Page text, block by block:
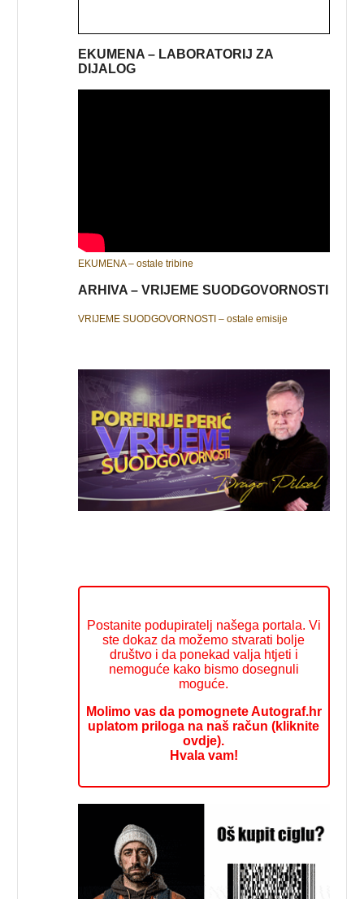
EKUMENA – LABORATORIJ ZA
DIJALOG
EKUMENA – ostale tribine
ARHIVA – VRIJEME SUODGOVORNOSTI
VRIJEME SUODGOVORNOSTI – ostale emisije
Postanite podupiratelj našega portala. Vi
ste dokaz da možemo stvarati bolje
društvo i da ponekad valja htjeti i
nemoguće kako bismo dosegnuli
moguće.
Molimo vas da pomognete Autograf.hr
uplatom priloga na naš račun (kliknite
ovdje).
Hvala vam!